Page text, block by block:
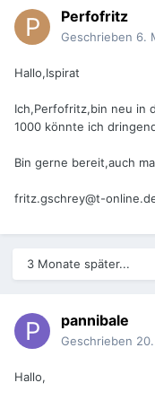
Perfofritz
Geschrieben 6.
Hallo,Ispirat
Ich,Perfofritz,bin neu in
1000 könnte ich
Bin gerne bereit,auch
fritz.gschrey@t-
3 Monate später...
pannibale
Geschrieben
Hallo,